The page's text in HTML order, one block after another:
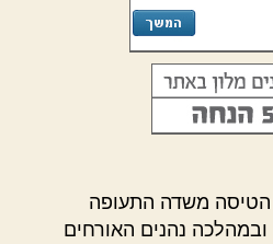
משדה התעופה
נהנים האורחים